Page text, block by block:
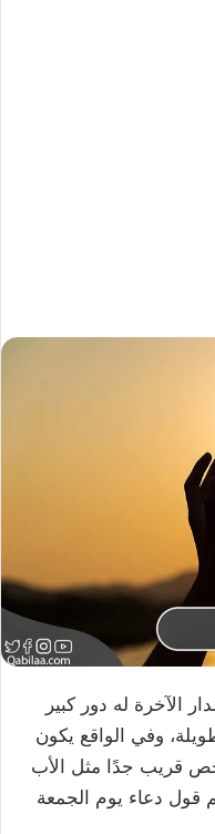
الآخرة له دور كبير
وفي الواقع يكون
قريب جدًا مثل الأب
قول دعاء يوم الجمعة